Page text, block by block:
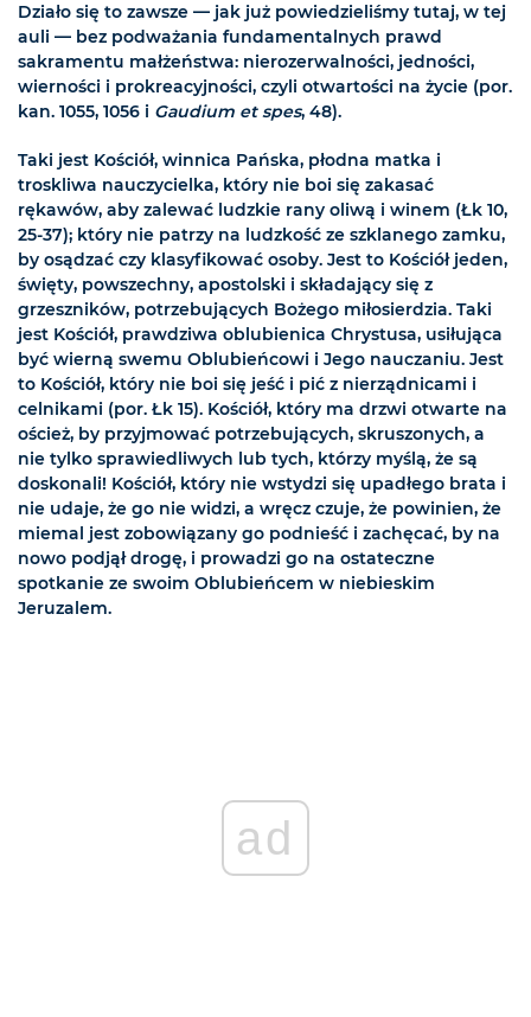
Działo się to zawsze — jak już powiedzieliśmy tutaj, w tej
auli — bez podważania fundamentalnych prawd
sakramentu małżeństwa: nierozerwalności, jedności,
wierności i prokreacyjności, czyli otwartości na życie (por.
kan. 1055, 1056 i Gaudium et spes, 48).
Taki jest Kościół, winnica Pańska, płodna matka i
troskliwa nauczycielka, który nie boi się zakasać
rękawów, aby zalewać ludzkie rany oliwą i winem (Łk 10,
25-37); który nie patrzy na ludzkość ze szklanego zamku,
by osądzać czy klasyfikować osoby. Jest to Kościół jeden,
święty, powszechny, apostolski i składający się z
grzeszników, potrzebujących Bożego miłosierdzia. Taki
jest Kościół, prawdziwa oblubienica Chrystusa, usiłująca
być wierną swemu Oblubieńcowi i Jego nauczaniu. Jest
to Kościół, który nie boi się jeść i pić z nierządnicami i
celnikami (por. Łk 15). Kościół, który ma drzwi otwarte na
oścież, by przyjmować potrzebujących, skruszonych, a
nie tylko sprawiedliwych lub tych, którzy myślą, że są
doskonali! Kościół, który nie wstydzi się upadłego brata i
nie udaje, że go nie widzi, a wręcz czuje, że powinien, że
miemal jest zobowiązany go podnieść i zachęcać, by na
nowo podjął drogę, i prowadzi go na ostateczne
spotkanie ze swoim Oblubieńcem w niebieskim
Jeruzalem.
ad